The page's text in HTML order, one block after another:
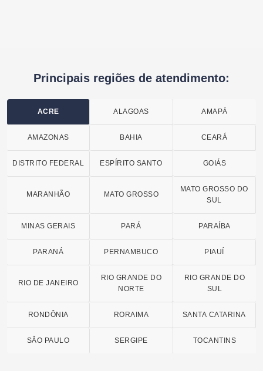
Principais regiões de atendimento:
ACRE ALAGOAS AMAPÁ
AMAZONAS BAHIA CEARÁ
DISTRITO FEDERAL ESPÍRITO SANTO GOIÁS
MARANHÃO MATO GROSSO
MATO GROSSO DO
SUL
MINAS GERAIS PARÁ PARAÍBA
PARANÁ PERNAMBUCO PIAUÍ
RIO DE JANEIRO
RIO GRANDE DO
NORTE
RIO GRANDE DO
SUL
RONDÔNIA RORAIMA SANTA CATARINA
SÃO PAULO SERGIPE TOCANTINS